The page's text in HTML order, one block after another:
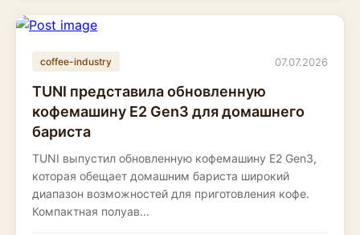
coffee-industry 07.07.2026
TUNI представила обновленную
кофемашину E2 Gen3 для домашнего
бариста
TUNI выпустил обновленную кофемашину E2 Gen3,
которая обещает домашним бариста широкий
диапазон возможностей для приготовления кофе.
Компактная полуав...